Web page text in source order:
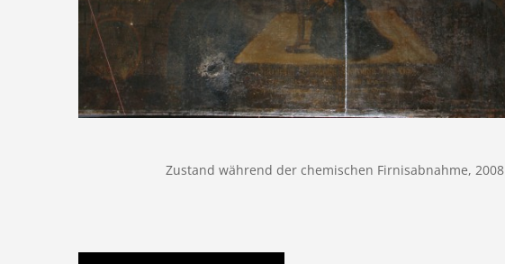
Zustand während der chemischen Firnisabnahme, 2008